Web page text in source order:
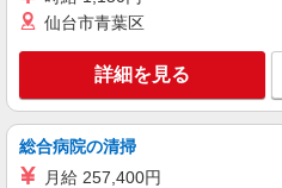
仙台市青葉区
詳細を見る
総合病院の清掃
月給 257,400円